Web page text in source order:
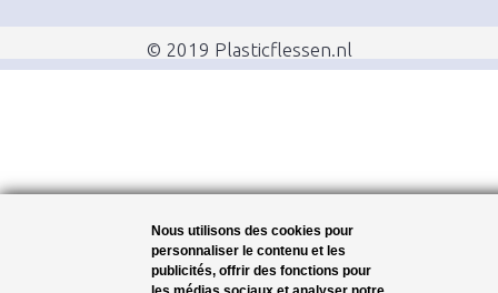
© 2019 Plasticflessen.nl
Nous utilisons des cookies pour
personnaliser le contenu et les
publicités, offrir des fonctions pour